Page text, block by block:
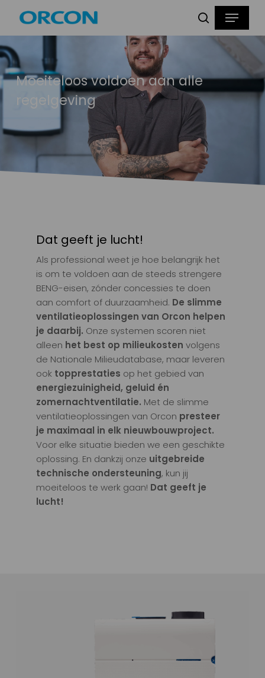
main
content
Producten
zoeken
zoeken
Menu
Moeiteloos voldoen aan alle
regelgeving
Dat geeft je lucht!
Als professional weet je hoe belangrijk het
is om te voldoen aan de steeds strengere
BENG-eisen, zónder concessies te doen
aan comfort of duurzaamheid. De slimme
ventilatieoplossingen van Orcon helpen
je daarbij. Onze systemen scoren niet
alleen het best op milieukosten volgens
de Nationale Milieudatabase, maar leveren
ook topprestaties op het gebied van
energiezuinigheid, geluid én
zomernachtventilatie. Met de slimme
ventilatieoplossingen van Orcon presteer
je maximaal in elk nieuwbouwproject.
Voor elke situatie bieden we een geschikte
oplossing. En dankzij onze uitgebreide
technische ondersteuning, kun jij
moeiteloos te werk gaan! Dat geeft je
lucht!